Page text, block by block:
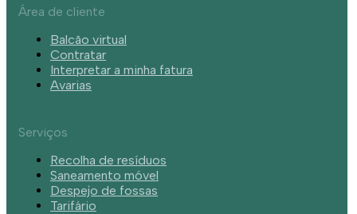
Área de cliente
Balcão virtual
Contratar
Interpretar a minha fatura
Avarias
Serviços
Recolha de resíduos
Saneamento móvel
Despejo de fossas
Tarifário